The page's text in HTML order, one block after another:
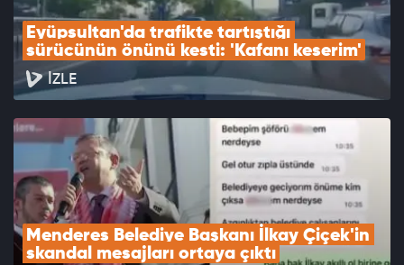
Eyüpsultan'da trafikte tartıştığı
sürücünün önünü kesti: 'Kafanı keserim'
İZLE
Menderes Belediye Başkanı İlkay Çiçek'in
skandal mesajları ortaya çıktı